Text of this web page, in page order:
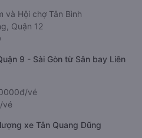
nhà xe Tân Quang Dũng
và Hội chợ Tân Bình
Quận 12
9 - Sài Gòn từ Sân bay Liên